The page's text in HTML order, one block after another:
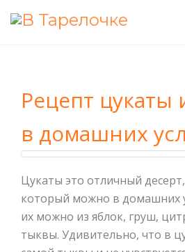
Рецепт цукаты
в домашних
Цукаты это отличный
который можно в домашних
их можно из яблок, груш,
тыквы. Удивительно, что в